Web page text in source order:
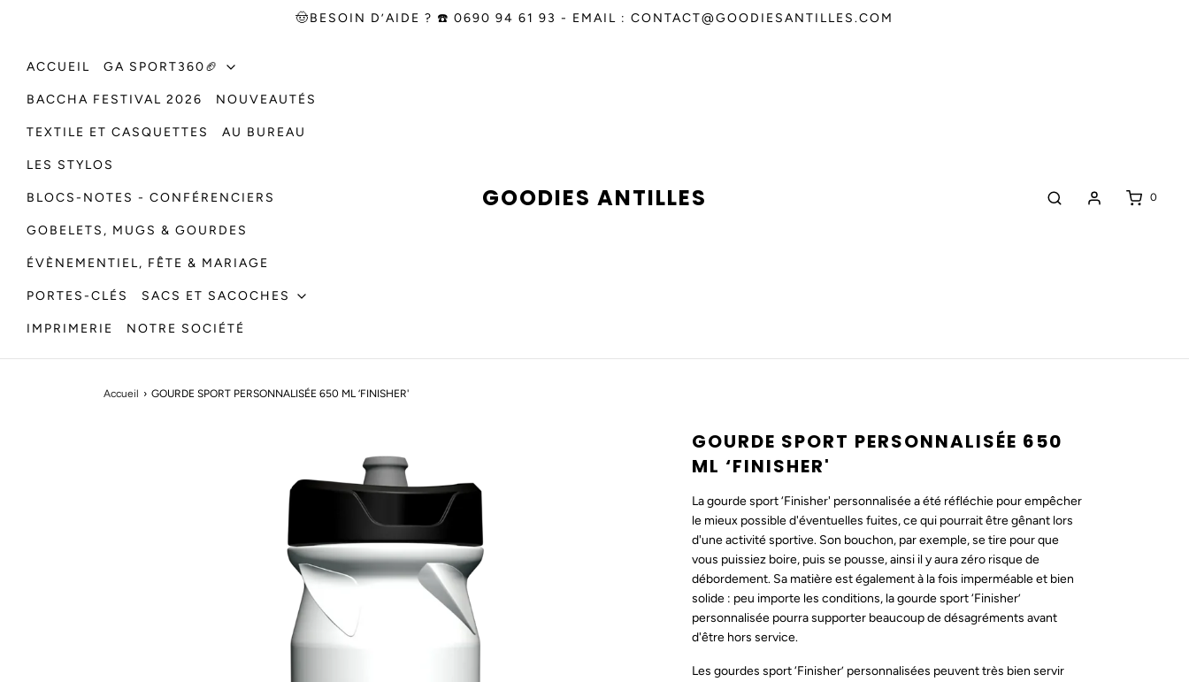
🤠BESOIN D’AIDE ? ☎️ 0690 94 61 93 - EMAIL : CONTACT@GOODIESANTILLES.COM
ACCUEIL GA SPORT360🏈
BACCHA FESTIVAL 2026 NOUVEAUTÉS
TEXTILE ET CASQUETTES AU BUREAU
LES STYLOS
BLOCS-NOTES - CONFÉRENCIERS
GOBELETS, MUGS & GOURDES
ÉVÈNEMENTIEL, FÊTE & MARIAGE
PORTES-CLÉS SACS ET SACOCHES
IMPRIMERIE NOTRE SOCIÉTÉ
GOODIES ANTILLES 0
Accueil › GOURDE SPORT PERSONNALISÉE 650 ML ‘FINISHER'
GOURDE SPORT PERSONNALISÉE 650
ML ‘FINISHER'
La gourde sport ‘Finisher' personnalisée a été réfléchie pour empêcher
le mieux possible d'éventuelles fuites, ce qui pourrait être gênant lors
d'une activité sportive. Son bouchon, par exemple, se tire pour que
vous puissiez boire, puis se pousse, ainsi il y aura zéro risque de
débordement. Sa matière est également à la fois imperméable et bien
solide : peu importe les conditions, la gourde sport ‘Finisher’
personnalisée pourra supporter beaucoup de désagréments avant
d'être hors service.
Les gourdes sport ‘Finisher’ personnalisées peuvent très bien servir